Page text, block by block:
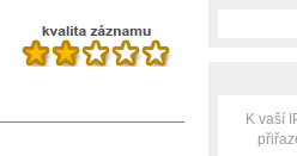
K vaší